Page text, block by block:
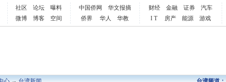
社区 论坛
曝料
微博
博客 空间
中国侨网
华文报摘
侨界
华人 华教
财经 金融 证券
汽车
I T
房产 能源 游戏